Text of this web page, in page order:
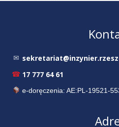
✉
☎ 17 777 64 61
e-doręczenia: AE:PL-19521-